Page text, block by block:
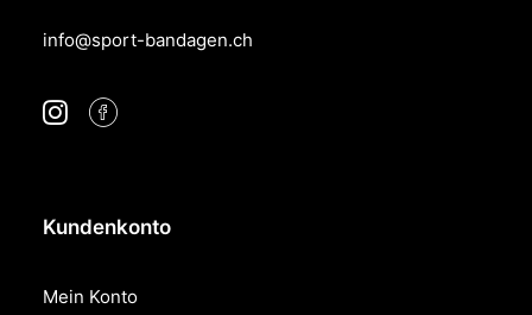
info@sport-bandagen.ch
Kundenkonto
Mein Konto